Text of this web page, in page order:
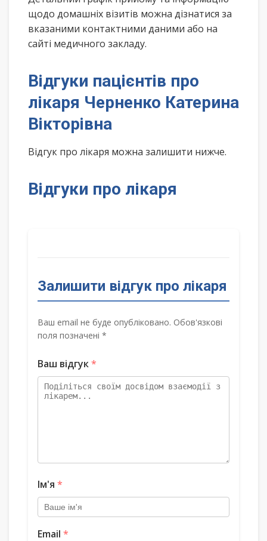
щодо домашніх візитів можна дізнатися за
вказаними контактними даними або на
сайті медичного закладу.
Відгуки пацієнтів про
лікаря Черненко Катерина
Вікторівна
Відгук про лікаря можна залишити нижче.
Відгуки про лікаря
Залишити відгук про лікаря
Ваш email не буде опубліковано. Обов'язкові
поля позначені *
Ваш відгук*
Ім'я *
Email *